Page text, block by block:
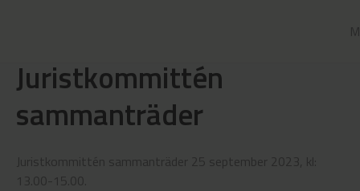
Juristkommittén
sammanträder
Juristkommittén sammanträder 25 september 2023, kl:
13.00-15.00.